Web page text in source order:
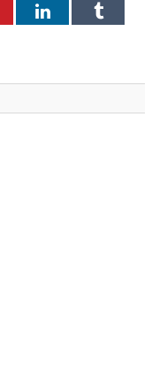
LinkedInTumblr